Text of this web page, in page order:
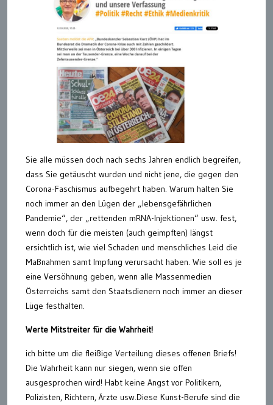
Sie alle müssen doch nach sechs Jahren endlich begreifen,
dass Sie getäuscht wurden und nicht jene, die gegen den
Corona-Faschismus aufbegehrt haben. Warum halten Sie
noch immer an den Lügen der „lebensgefährlichen
Pandemie“, der „rettenden mRNA-Injektionen“ usw. fest,
wenn doch für die meisten (auch geimpften) längst
ersichtlich ist, wie viel Schaden und menschliches Leid die
Maßnahmen samt Impfung verursacht haben. Wie soll es je
eine Versöhnung geben, wenn alle Massenmedien
Österreichs samt den Staatsdienern noch immer an dieser
Lüge festhalten.
Werte Mitstreiter für die Wahrheit!
ich bitte um die fleißige Verteilung dieses offenen Briefs!
Die Wahrheit kann nur siegen, wenn sie offen
ausgesprochen wird! Habt keine Angst vor Politikern,
Polizisten, Richtern, Ärzte usw.Diese Kunst-Berufe sind die